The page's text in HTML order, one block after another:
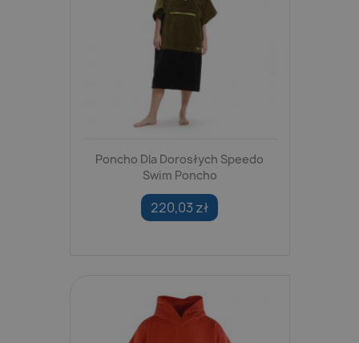
Poncho Dla Dorosłych Speedo
Swim Poncho
220,03 zł